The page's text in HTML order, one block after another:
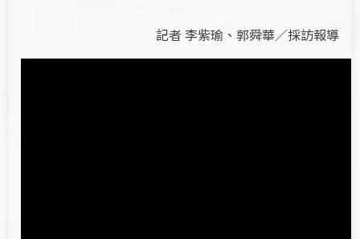
記者 李紫瑜、郭舜華／採訪報導